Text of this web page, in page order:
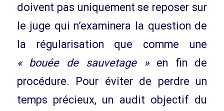
doivent pas uniquement se reposer sur
le juge qui n’examinera la question de
la régularisation que comme une
« bouée de sauvetage »en fin de
procédure. Pour éviter de perdre un
temps précieux, un audit objectif du